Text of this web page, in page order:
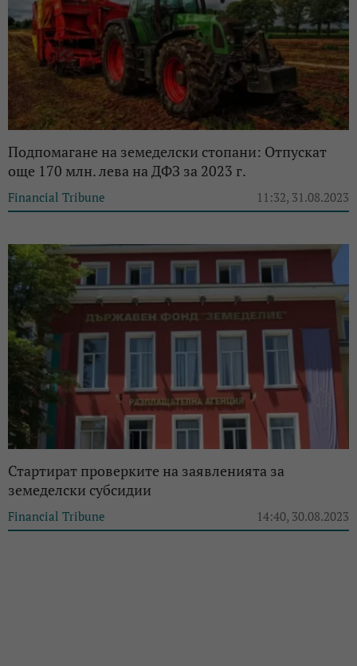
Подпомагане на земеделски стопани: Отпускат
още 170 млн. лева на ДФЗ за 2023 г.
Financial Tribune 11:32, 31.08.2023
Стартират проверките на заявленията за
земеделски субсидии
Financial Tribune 14:40, 30.08.2023